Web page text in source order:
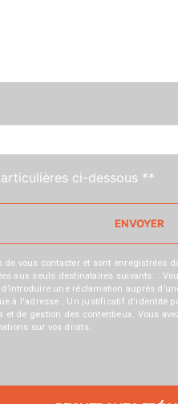
ci-dessous **
ENVOYER
vous contacter et sont
aux seuls destinataires suivants: .
une réclamation auprès
à l'adresse . Un justificatif d'identité
de gestion des contentieux. Vous
sur vos droits.